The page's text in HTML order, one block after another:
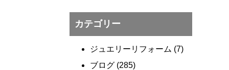
カテゴリー
ジュエリーリフォーム (7)
ブログ (285)